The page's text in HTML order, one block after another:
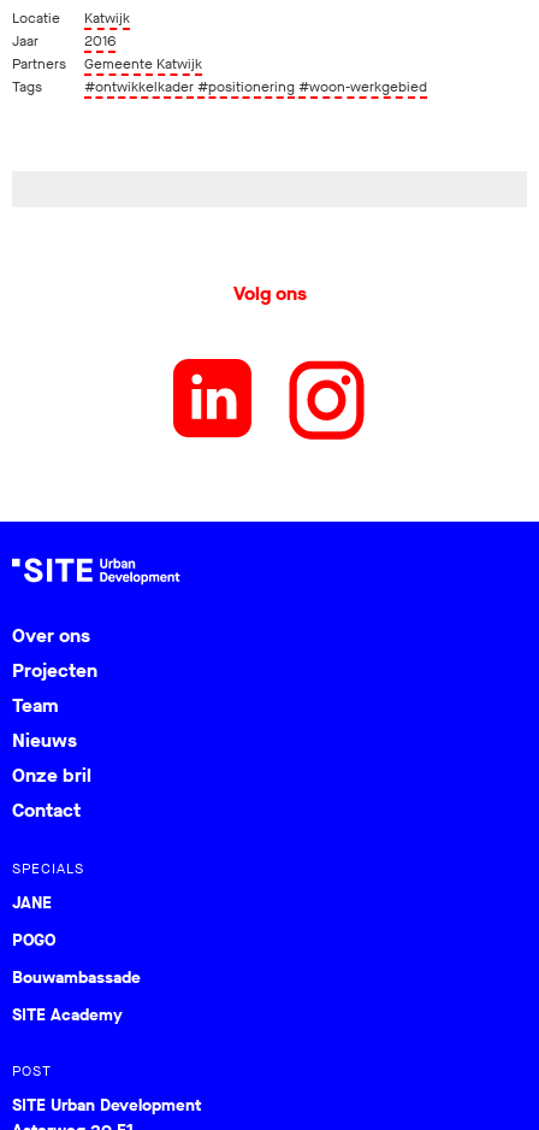
Locatie
Katwijk
Jaar
2016
Partners
Gemeente Katwijk
Tags
#ontwikkelkader#positionering#woon-werkgebied
Volg ons
Over ons
Projecten
Team
Nieuws
Onze bril
Contact
SPECIALS
JANE
POGO
Bouwambassade
SITE Academy
POST
SITE Urban Development